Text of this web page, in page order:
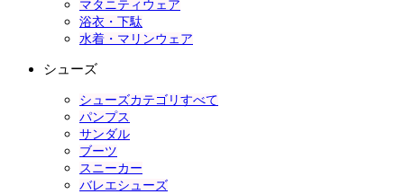
マタニティウェア
浴衣・下駄
水着・マリンウェア
シューズ
シューズカテゴリすべて
パンプス
サンダル
ブーツ
スニーカー
バレエシューズ